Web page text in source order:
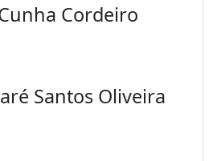
Cordeiro
Santos Oliveira